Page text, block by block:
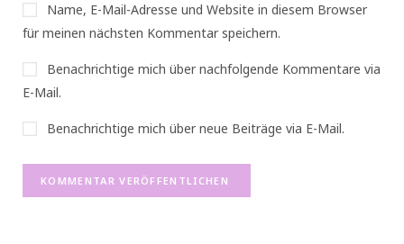
Name, E-Mail-Adresse und Website in diesem Browser
für meinen nächsten Kommentar speichern.
Benachrichtige mich über nachfolgende Kommentare via
E-Mail.
Benachrichtige mich über neue Beiträge via E-Mail.